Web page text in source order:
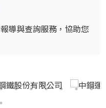
導與查詢服務，協助您